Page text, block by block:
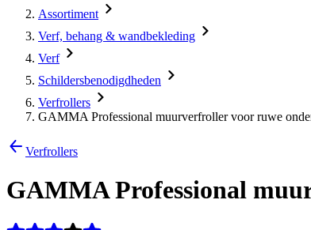
Assortiment
Verf, behang & wandbekleding
Verf
Schildersbenodigdheden
Verfrollers
GAMMA Professional muurverfroller voor ruwe
Verfrollers
GAMMA Professional